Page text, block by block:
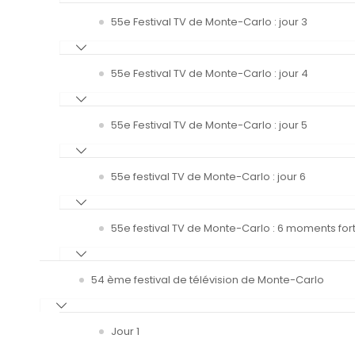
55e Festival TV de Monte-Carlo : jour 3
55e Festival TV de Monte-Carlo : jour 4
55e Festival TV de Monte-Carlo : jour 5
55e festival TV de Monte-Carlo : jour 6
55e festival TV de Monte-Carlo : 6 moments
54 ème festival de télévision de Monte-Carlo
Jour 1